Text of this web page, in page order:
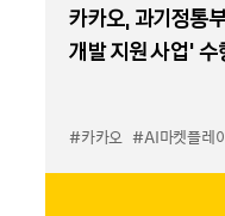
카카오, 과기정통
개발 지원 사업’
#카카오 #AI마켓플레